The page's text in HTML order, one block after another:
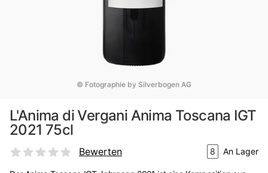
© Fotographie by Silverbogen AG
L'Anima di Vergani Anima Toscana IGT
2021 75cl
Bewerten 8 An Lager